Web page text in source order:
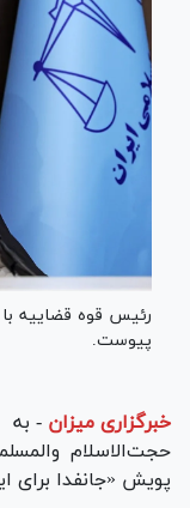
رئیس قوه قضاییه با
پیوست.
خبرگزاری میزان -
حجت‌الاسلام
پویش «جانفدا برای